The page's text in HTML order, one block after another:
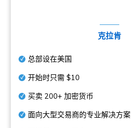
克拉肯
总部设在美国
开始时只需$10
买卖200+ 加密货币
面向大型交易商的专业解决方案